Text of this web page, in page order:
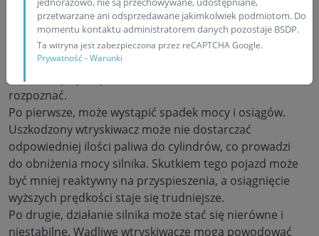
Gdy w silniku znajduje się uszkodzony wtryskiwacz,
może to wpływać na wydajność całego pojazdu w
różnorodny sposób. Praca silnika staje się mniej
sprawną i może objawiać się kilkoma
charakterystycznymi oznakami, które warto
rozpoznać.
Po pierwsze, może wystąpić spadek mocy i osiągów.
Uszkodzony wtryskiwacz może nie dostarczać
odpowiedniej ilości paliwa do cylindrów, co prowadzi
do obniżenia mocy silnika. Skutkiem tego pojazd może
być mniej reaktywny na przyspieszenia, a osiągnięcie
wyższych prędkości staje się trudniejsze.
Po drugie, działanie silnika może stać się nierówne i
niestabilne. Wadliwe wtryskiwacze mogą powodować
przetwarzane ani odsprzedawane jakimkolwiek podmiotom. Do
momentu kontaktu administratorem danych pozostaje BSDP.
Ta witryna jest zabezpieczona przez reCAPTCHA Google.
Prywatność-Warunki